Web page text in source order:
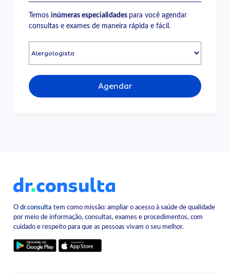
Temosinúmeras especialidades para você agendar
consultas e exames de maneira rápida e fácil.
Agendar
Odr.consulta tem como missão: ampliar o acesso à saúde de qualidade
por meio de informação, consultas, exames e procedimentos, com
cuidado e respeito para que as pessoas vivam o seu melhor.